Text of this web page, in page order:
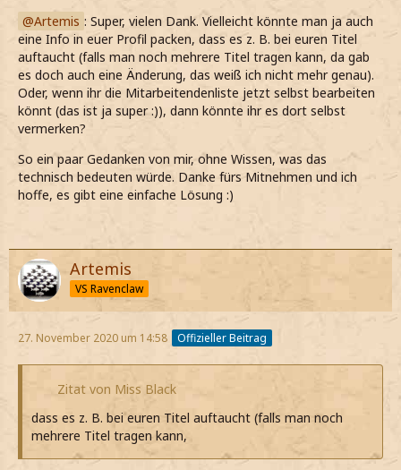
Artemis : Super, vielen Dank. Vielleicht könnte man ja auch
eine Info in euer Profil packen, dass es z. B. bei euren Titel
auftaucht (falls man noch mehrere Titel tragen kann, da gab
es doch auch eine Änderung, das weiß ich nicht mehr genau).
Oder, wenn ihr die Mitarbeitendenliste jetzt selbst bearbeiten
könnt (das ist ja super :)), dann könnte ihr es dort selbst
vermerken?
So ein paar Gedanken von mir, ohne Wissen, was das
technisch bedeuten würde. Danke fürs Mitnehmen und ich
hoffe, es gibt eine einfache Lösung :)
Artemis
VS Ravenclaw
27. November 2020 um 14:58 Offizieller Beitrag
Zitat von Miss Black
dass es z. B. bei euren Titel auftaucht (falls man noch
mehrere Titel tragen kann,